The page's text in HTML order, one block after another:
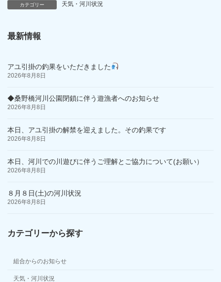
カテゴリー 天気・河川状況
最新情報
アユ引掛の釣果をいただきました
2026年8月8日
◆桑野橋河川公園閉鎖に伴う遊漁者へのお知らせ
2026年8月8日
本日、アユ引掛の解禁を迎えました。その釣果です
2026年8月8日
本日、河川での川遊びに伴うご理解とご協力について(お願い）
2026年8月8日
８月８日(土)の河川状況
2026年8月8日
カテゴリーから探す
組合からのお知らせ
天気・河川状況